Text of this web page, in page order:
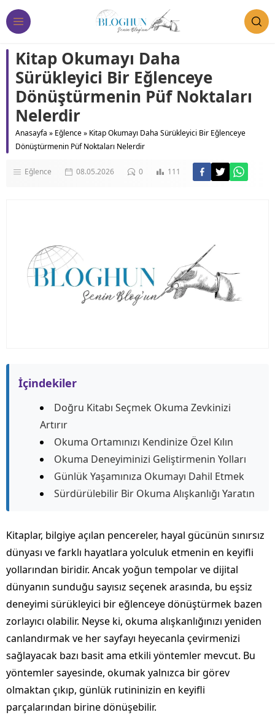
Kitap Okumayı Daha
Sürükleyici Bir Eğlenceye
Dönüştürmenin Püf Noktaları
Nelerdir
Anasayfa » Eğlence» Kitap Okumayı Daha Sürükleyici Bir Eğlenceye
Dönüştürmenin Püf Noktaları Nelerdir
Eğlence 08.05.2026 0 111
İçindekiler
Doğru Kitabı Seçmek Okuma Zevkinizi
Artırır
Okuma Ortamınızı Kendinize Özel Kılın
Okuma Deneyiminizi Geliştirmenin Yolları
Günlük Yaşamınıza Okumayı Dahil Etmek
Sürdürülebilir Bir Okuma Alışkanlığı Yaratın
Kitaplar, bilgiye açılan pencereler, hayal gücünün sınırsız
dünyası ve farklı hayatlara yolculuk etmenin en keyifli
yollarından biridir. Ancak yoğun tempolar ve dijital
dünyanın sunduğu sayısız seçenek arasında, bu eşsiz
deneyimi sürükleyici bir eğlenceye dönüştürmek bazen
zorlayıcı olabilir. Neyse ki, okuma alışkanlığınızı yeniden
canlandırmak ve her sayfayı heyecanla çevirmenizi
sağlayacak bazı basit ama etkili yöntemler mevcut. Bu
yöntemler sayesinde, okumak yalnızca bir görev
olmaktan çıkıp, günlük rutininizin en keyifli
parçalarından birine dönüşebilir.